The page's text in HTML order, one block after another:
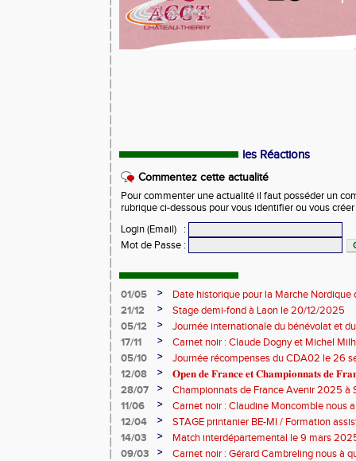
les Réactions
Commentez cette actualité
Pour commenter une actualité il faut posséder un
rubrique ci-dessous pour vous identifier ou vous
Login (Email)
:
Mot de Passe :
01/05 >
Date historique pour la Marche Nordique
21/12
>
Stage demi-fond à Laon le 20/12/2025
05/12
>
Journée internationale du bénévolat et
17/11
>
Carnet noir : Claude Dogny et Michel
05/10
>
Journée récompenses du CDA02 le 26
12/08
>
𝐎𝐩𝐞𝐧 𝐝𝐞 𝐅𝐫𝐚𝐧𝐜𝐞 𝐞𝐭 𝐂𝐡𝐚𝐦𝐩𝐢𝐨𝐧𝐧𝐚𝐭𝐬 𝐝𝐞
28/07
>
Championnats de France Avenir 2025 à
11/06
>
Carnet noir : Claudine Moncomble nous
12/04
>
STAGE printanier BE-MI / Formation
14/03
>
Match interdépartemental le 9 mars
09/03
>
Carnet noir : Gérard Cambreling nous à